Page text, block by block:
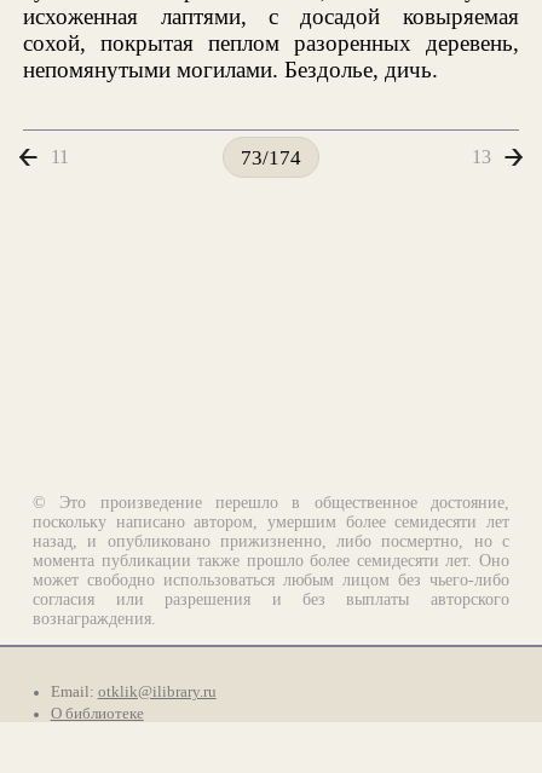
исхоженная лаптями, с досадой ковыряемая
сохой, покрытая пеплом разоренных деревень,
непомянутыми могилами. Бездолье, дичь.
11 73/174 13
© Это произведение перешло в общественное достояние,
поскольку написано автором, умершим более семидесяти лет
назад, и опубликовано прижизненно, либо посмертно, но с
момента публикации также прошло более семидесяти лет. Оно
может свободно использоваться любым лицом без чьего-либо
согласия или разрешения и без выплаты авторского
вознаграждения.
Email: otklik@ilibrary.ru
О библиотеке